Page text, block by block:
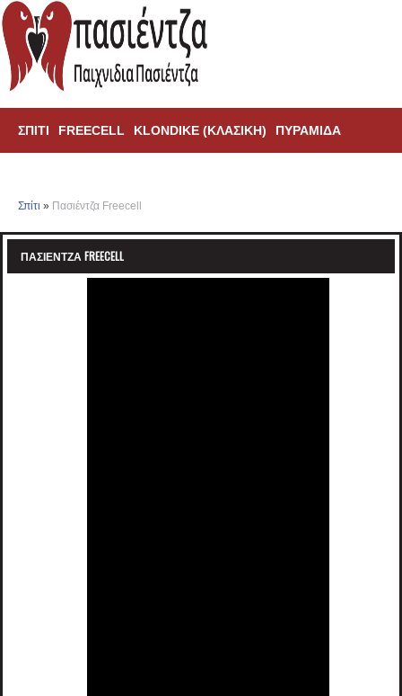
ΣΠΊΤΙ FREECELL KLONDIKE (ΚΛΑΣΙΚΗ) ΠΥΡΑΜΊΔΑ
Σπίτι » Πασιέντζα Freecell
ΠΑΣΙΈΝΤΖΑ FREECELL